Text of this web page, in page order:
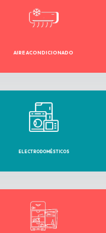
AIRE ACONDICIONADO
ELECTRODOMÉSTICOS